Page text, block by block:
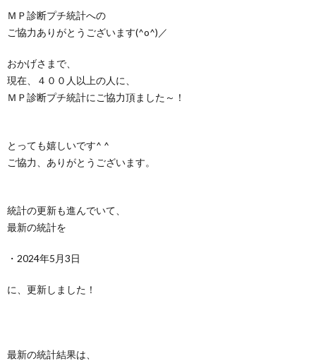
ＭＰ診断プチ統計への
ご協力ありがとうございます(^o^)／
おかげさまで、
現在、４００人以上の人に、
ＭＰ診断プチ統計にご協力頂ました～！
とっても嬉しいです^ ^
ご協力、ありがとうございます。
統計の更新も進んでいて、
最新の統計を
・2024年5月3日
に、更新しました！
最新の統計結果は、